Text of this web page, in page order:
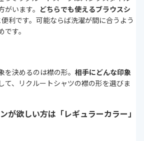
います。 どちらでも使えるブラウスシ
利です。可能ならば洗濯が間に合うよう
す。
を決めるのは襟の形。 相手にどんな印象
して、リクルートシャツの襟の形を選びま
が欲しい方は「レギュラーカラー」